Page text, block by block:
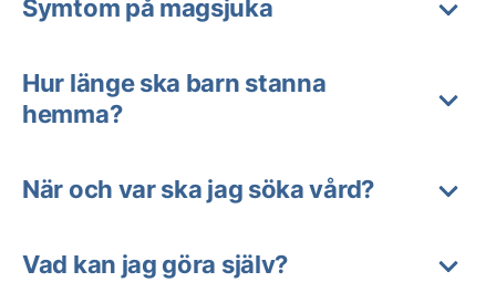
Symtom på magsjuka
Hur länge ska barn stanna
hemma?
När och var ska jag söka vård?
Vad kan jag göra själv?